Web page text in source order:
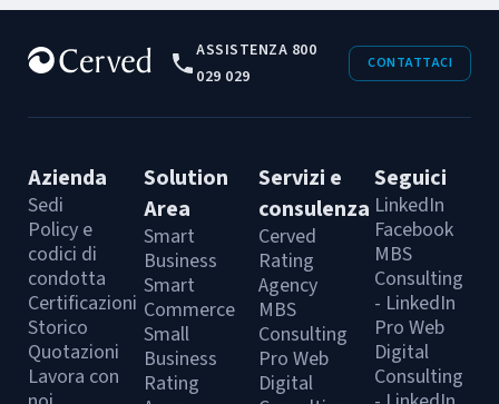
ASSISTENZA 800
029 029
CONTATTACI
Azienda
Sedi
Policy e
codici di
condotta
Certificazioni
Storico
Quotazioni
Lavora con
Solution
Area
Smart
Business
Smart
Commerce
Small
Business
Rating
Servizi e
consulenza
Cerved
Rating
Agency
MBS
Consulting
Pro Web
Digital
Seguici
LinkedIn
Facebook
MBS
Consulting
- LinkedIn
Pro Web
Digital
Consulting